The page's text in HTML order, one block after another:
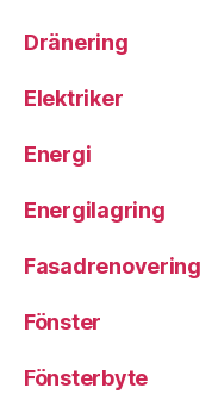
Dränering
Elektriker
Energi
Energilagring
Fasadrenovering
Fönster
Fönsterbyte